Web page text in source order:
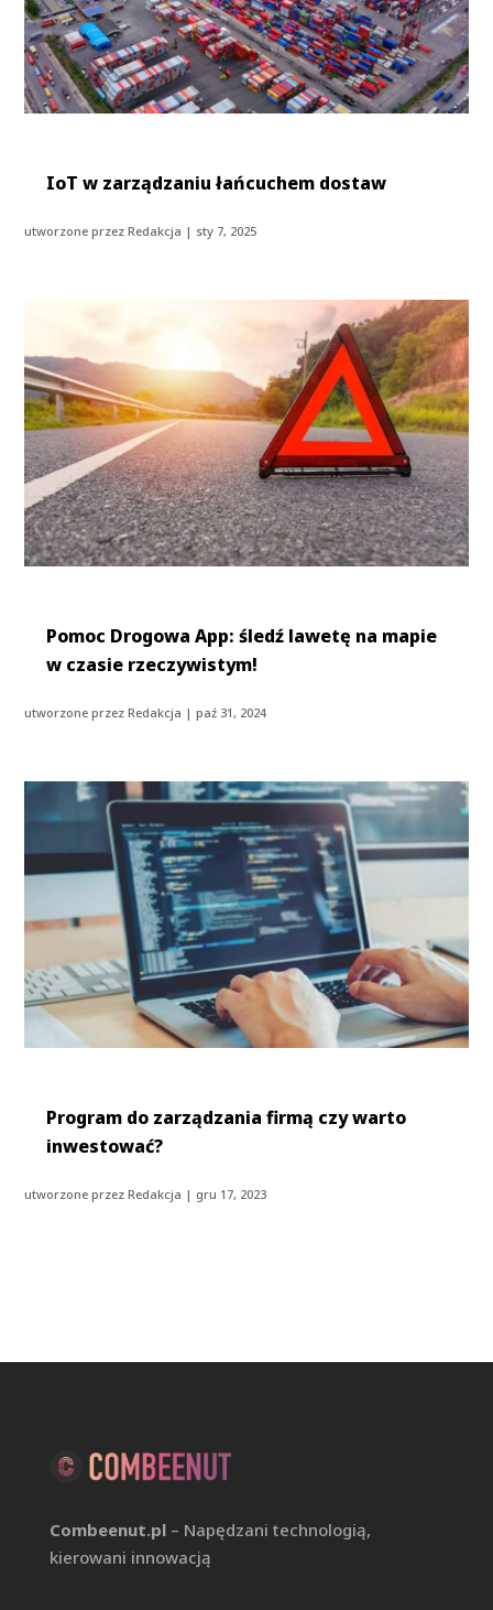
IoT w zarządzaniu łańcuchem dostaw
utworzone przezRedakcja | sty 7, 2025
Pomoc Drogowa App: śledź lawetę na mapie
w czasie rzeczywistym!
utworzone przezRedakcja |paź 31, 2024
Program do zarządzania firmą czy warto
inwestować?
utworzone przezRedakcja | gru 17, 2023
Combeenut.pl– Napędzani technologią,
kierowani innowacją